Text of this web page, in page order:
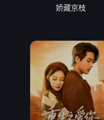
娇藏京枝